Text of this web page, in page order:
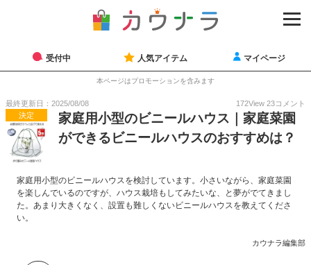
受付中 人気アイテム マイページ
本ページはプロモーションを含みます
最終更新日：2025/08/08 172View 23コメント
決定
家庭用小型のビニールハウス｜家庭菜園
ができるビニールハウスのおすすめは？
家庭用小型のビニールハウスを検討しています。小さいながら、家庭菜園
を楽しんでいるのですが、ハウス栽培もしてみたいな、と夢がでてきまし
た。あまり大きくなく、設置も難しくないビニールハウスを教えてくださ
い。
カウナラ編集部